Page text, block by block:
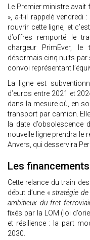
Le Premier ministre avait
», a-t-il rappelé vendredi
rouvrir cette ligne, et
d’offres remporté le
chargeur PrimEver,
désormais cinq nuits par
convoi représentant
La ligne est
d’euros entre 2021 et
dans la mesure où, en
transport par camion.
la date d’obsolescence
nouvelle ligne prendra le
Anvers, qui desservira
Les financements
Cette relance du train
début d’une «stratégie
ambitieux du fret
fixés par la LOM (loi
et résilience : la part
2030.